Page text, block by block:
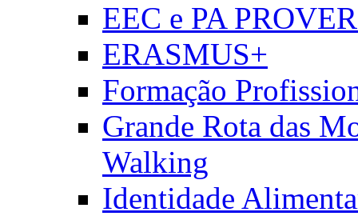
EEC e PA
ERASMUS+
Formação
Grande Rota das
Walking
Identidade